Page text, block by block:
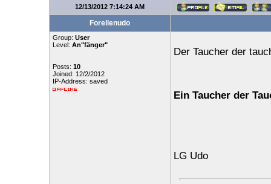
12/13/2012 7:14:24 AM
Forellenudo
Group: User
Level: An"fänger"
Posts: 10
Joined: 12/2/2012
IP-Address: saved
Der Taucher der
Ein Taucher der
LG Udo